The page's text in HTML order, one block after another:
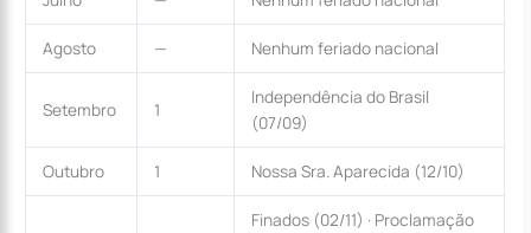
Agosto — Nenhum feriado nacional
Setembro 1
Independência do Brasil
(07/09)
Outubro 1 Nossa Sra. Aparecida (12/10)
Finados (02/11) · Proclamação